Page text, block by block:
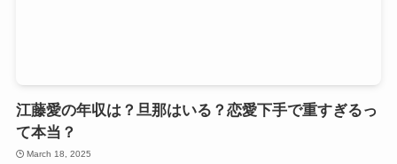
江藤愛の年収は？旦那はいる？恋愛下手で重すぎるっ
て本当？
March 18, 2025